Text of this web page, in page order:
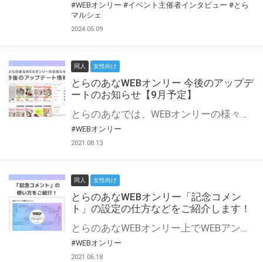
#WEBオンリー #イベント主催者インタビュー #とら
マルシェ
2024.05.09
同人 女性向け
とらのあなWEBオンリー 今後のアップデ
ートのお知らせ【9月予定】
とらのあなでは、WEBオンリーの様々な支援を実施しています。 今回は2021年9月に実装を予定しているアップデート情報についてご紹介いたします。 とらのあなWEBオンリーサイトはこちら
#WEBオンリー
2021.08.13
同人 女性向け
とらのあなWEBオンリー「記念コメン
ト」の設定の仕方などをご紹介します！
とらのあなWEBオンリー上でWEBアンソロジーが作成できる「記念コメント」について、その使い方や作成手順を解説します！ 支援タイプを「サークル参加型」「サークル参加型・マルシェ(イベント会場)機能付き」でお申し込みいただいている主催者様はぜひご活用ください♪ とらのあなWEBオンリーサイトはこちら
#WEBオンリー
2021.06.18